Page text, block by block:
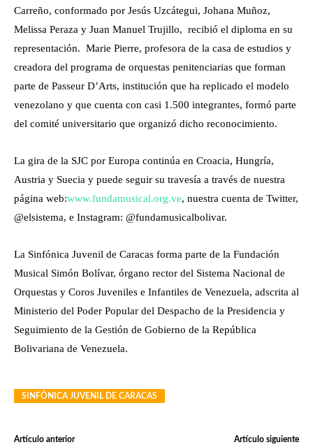
Carreño, conformado por Jesús Uzcátegui, Johana Muñoz,
Melissa Peraza y Juan Manuel Trujillo, recibió el diploma en su
representación. Marie Pierre, profesora de la casa de estudios y
creadora del programa de orquestas penitenciarias que forman
parte de Passeur D’Arts, institución que ha replicado el modelo
venezolano y que cuenta con casi 1.500 integrantes, formó parte
del comité universitario que organizó dicho reconocimiento.
La gira de la SJC por Europa continúa en Croacia, Hungría,
Austria y Suecia y puede seguir su travesía a través de nuestra
página web:www.fundamusical.org.ve, nuestra cuenta de Twitter,
@elsistema, e Instagram: @fundamusicalbolivar.
La Sinfónica Juvenil de Caracas forma parte de la Fundación
Musical Simón Bolívar, órgano rector del Sistema Nacional de
Orquestas y Coros Juveniles e Infantiles de Venezuela, adscrita al
Ministerio del Poder Popular del Despacho de la Presidencia y
Seguimiento de la Gestión de Gobierno de la República
Bolivariana de Venezuela.
SINFÓNICA JUVENIL DE CARACAS
Artículo anterior Artículo siguiente